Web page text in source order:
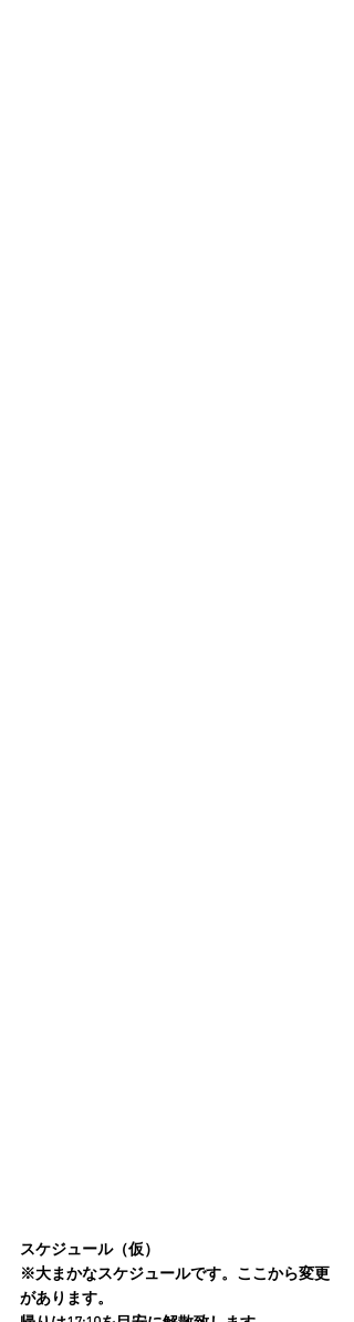
スケジュール（仮）
※大まかなスケジュールです。ここから変更
があります。